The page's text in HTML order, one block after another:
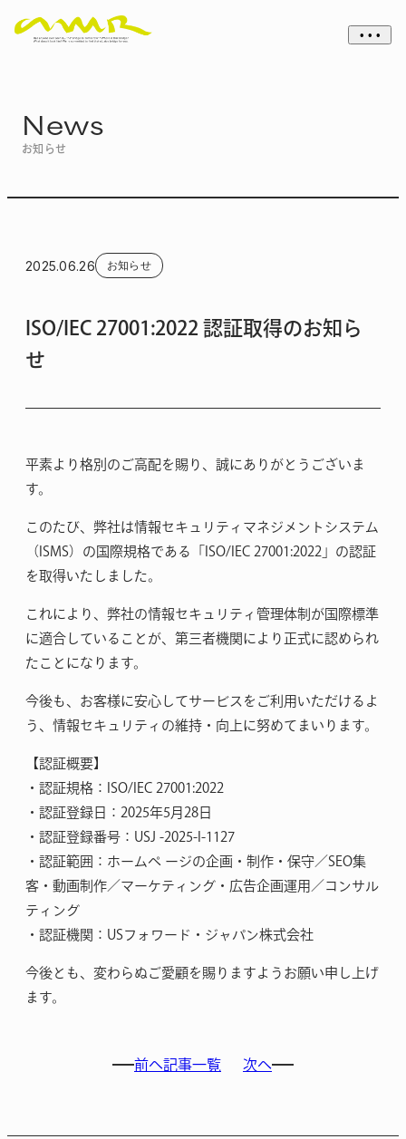
• • •
News
お知らせ
2025.06.26 お知らせ
ISO/IEC 27001:2022 認証取得のお知ら
せ
平素より格別のご高配を賜り、誠にありがとうございま
す。
このたび、弊社は情報セキュリティマネジメントシステム
（ISMS）の国際規格である「ISO/IEC 27001:2022」の認証
を取得いたしました。
これにより、弊社の情報セキュリティ管理体制が国際標準
に適合していることが、第三者機関により正式に認められ
たことになります。
今後も、お客様に安心してサービスをご利用いただけるよ
う、情報セキュリティの維持・向上に努めてまいります。
【認証概要】
・認証規格：ISO/IEC 27001:2022
・認証登録日：2025年5月28日
・認証登録番号：USJ -2025-I-1127
・認証範囲：ホームペ ージの企画・制作・保守／SEO集
客・動画制作／マーケティング・広告企画運用／コンサル
ティング
・認証機関：USフォワード・ジャパン株式会社
今後とも、変わらぬご愛顧を賜りますようお願い申し上げ
ます。
前へ記事一覧 次へ